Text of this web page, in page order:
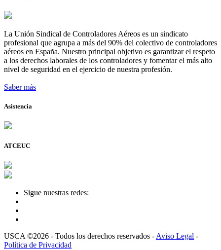
La Unión Sindical de Controladores Aéreos es un sindicato
profesional que agrupa a más del 90% del colectivo de controladores
aéreos en España. Nuestro principal objetivo es garantizar el respeto
a los derechos laborales de los controladores y fomentar el más alto
nivel de seguridad en el ejercicio de nuestra profesión.
Saber más
Asistencia
ATCEUC
Sigue nuestras redes:
USCA ©2026 - Todos los derechos reservados -Aviso Legal -
Política de Privacidad